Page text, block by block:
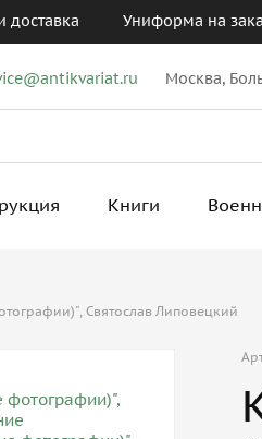
доставка Униформа на
Москва,
Книги
Святослав Липовецкий